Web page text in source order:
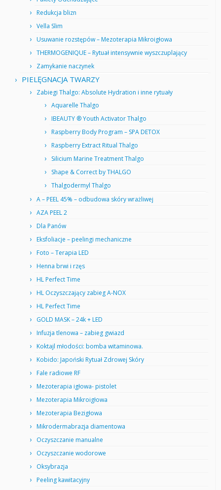
Redukcja blizn
Vella Slim
Usuwanie rozstępów – Mezoterapia Mikroigłowa
THERMOGENIQUE – Rytuał intensywnie wyszczuplający
Zamykanie naczynek
PIELĘGNACJA TWARZY
Zabiegi Thalgo: Absolute Hydration i inne rytuały
Aquarelle Thalgo
IBEAUTY ® Youth Activator Thalgo
Raspberry Body Program – SPA DETOX
Raspberry Extract Ritual Thalgo
Silicium Marine Treatment Thalgo
Shape & Correct by THALGO
Thalgodermyl Thalgo
A – PEEL 45% – odbudowa skóry wrażliwej
AZA PEEL 2
Dla Panów
Eksfoliacje – peelingi mechaniczne
Foto – Terapia LED
Henna brwi i rzęs
HL Perfect Time
HL Oczyszczający zabieg A-NOX
HL Perfect Time
GOLD MASK – 24k + LED
Infuzja tlenowa – zabieg gwiazd
Koktajl młodości: bomba witaminowa.
Kobido: Japoński Rytuał Zdrowej Skóry
Fale radiowe RF
Mezoterapia igłowa- pistolet
Mezoterapia Mikroigłowa
Mezoterapia Bezigłowa
Mikrodermabrazja diamentowa
Oczyszczanie manualne
Oczyszczanie wodorowe
Oksybrazja
Peeling kawitacyjny